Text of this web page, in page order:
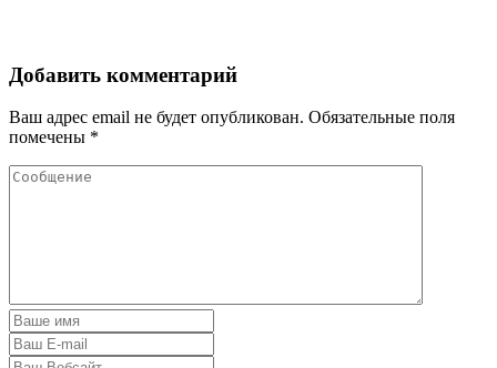
Добавить комментарий
Ваш адрес email не будет опубликован. Обязательные поля
помечены *